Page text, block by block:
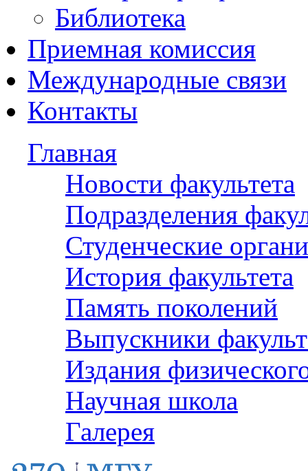
Библиотека
Приемная комиссия
Международные связи
Контакты
Главная
Новости факультета
Подразделения
Студенческие
История факультета
Память поколений
Выпускники
Издания
Научная школа
Галерея